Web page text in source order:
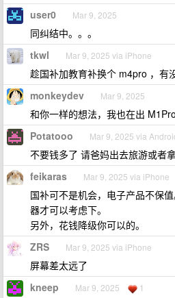
user0 Mar 9, 2025
同纠结中。。。
tkwl Mar 9, 2025 via iPhone
趁国补加教育补换个 m4pro ，有
monkeydev Mar 9, 2025
和你一样的想法，我也在出 M1Pro
Potatooo Mar 9, 2025 via
不要钱多了 请爸妈出去旅游或者
feikaras Mar 9, 2025 via iPhone
国补可不是机会，电子产品不保
器才可以考虑下。
另外，花钱降级你可以的。
ZRS Mar 9, 2025 via iPhone
屏幕差太远了
kneep Mar 9, 2025 1